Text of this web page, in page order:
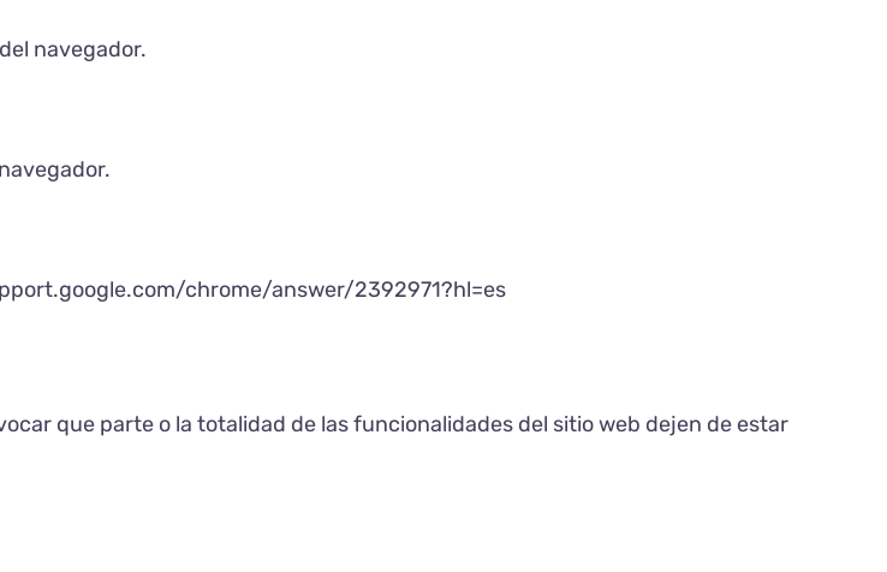
navegador.
chrome/answer/2392971?hl=es
que parte o la totalidad de las funcionalidades del sitio web dejen de estar